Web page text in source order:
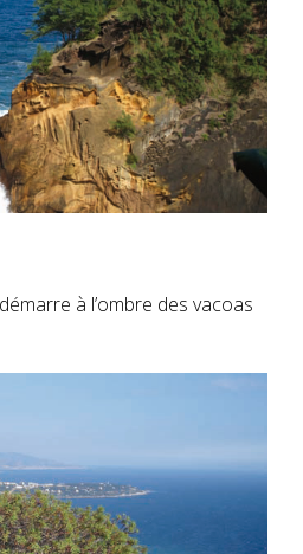
à l’ombre des vacoas